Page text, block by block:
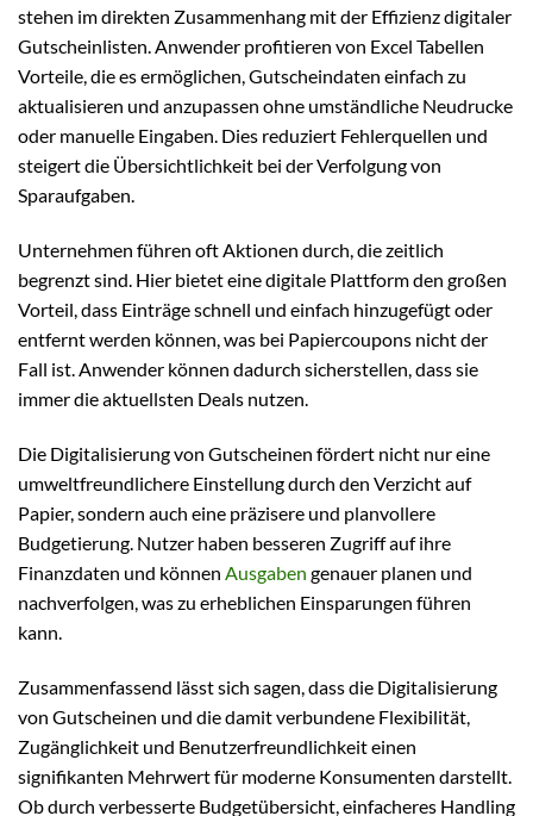
stehen im direkten Zusammenhang mit der Effizienz digitaler
Gutscheinlisten. Anwender profitieren von Excel Tabellen
Vorteile, die es ermöglichen, Gutscheindaten einfach zu
aktualisieren und anzupassen ohne umständliche Neudrucke
oder manuelle Eingaben. Dies reduziert Fehlerquellen und
steigert die Übersichtlichkeit bei der Verfolgung von
Sparaufgaben.
Unternehmen führen oft Aktionen durch, die zeitlich
begrenzt sind. Hier bietet eine digitale Plattform den großen
Vorteil, dass Einträge schnell und einfach hinzugefügt oder
entfernt werden können, was bei Papiercoupons nicht der
Fall ist. Anwender können dadurch sicherstellen, dass sie
immer die aktuellsten Deals nutzen.
Die Digitalisierung von Gutscheinen fördert nicht nur eine
umweltfreundlichere Einstellung durch den Verzicht auf
Papier, sondern auch eine präzisere und planvollere
Budgetierung. Nutzer haben besseren Zugriff auf ihre
Finanzdaten und können Ausgaben genauer planen und
nachverfolgen, was zu erheblichen Einsparungen führen
kann.
Zusammenfassend lässt sich sagen, dass die Digitalisierung
von Gutscheinen und die damit verbundene Flexibilität,
Zugänglichkeit und Benutzerfreundlichkeit einen
signifikanten Mehrwert für moderne Konsumenten darstellt.
Ob durch verbesserte Budgetübersicht, einfacheres Handling